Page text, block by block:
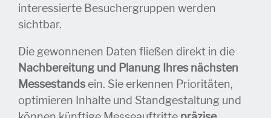
interessierte Besuchergruppen werden
sichtbar.
Die gewonnenen Daten fließen direkt in die
Nachbereitung und Planung Ihres nächsten
Messestands ein. Sie erkennen Prioritäten,
optimieren Inhalte und Standgestaltung und